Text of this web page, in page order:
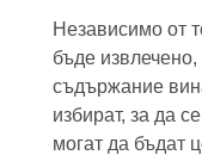
Независимо от
бъде
съдържание
избират, за да
могат да бъдат